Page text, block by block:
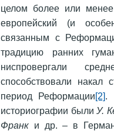
целом более или менее
европейский (и
связанным с
традицию ранних
ниспровергали
способствовали накал
период Реформации[2].
историографии былиУ.
Франк и др. – в